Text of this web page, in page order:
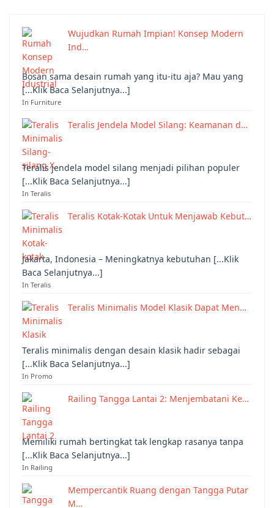
Wujudkan Rumah Impian! Konsep Modern
Ind…
Bosan sama desain rumah yang itu-itu aja? Mau yang
[...Klik Baca Selanjutnya...]
In Furniture
Teralis Jendela Model Silang: Keamanan d…
Teralis jendela model silang menjadi pilihan populer
[...Klik Baca Selanjutnya...]
In Teralis
Teralis Kotak-Kotak Untuk Menjawab Kebut…
Jakarta, Indonesia – Meningkatnya kebutuhan [...Klik
Baca Selanjutnya...]
In Teralis
Teralis Minimalis Model Klasik Dapat Men…
Teralis minimalis dengan desain klasik hadir sebagai
[...Klik Baca Selanjutnya...]
In Promo
Railing Tangga Lantai 2: Menjembatani Ke…
Memiliki rumah bertingkat tak lengkap rasanya tanpa
[...Klik Baca Selanjutnya...]
In Railing
Mempercantik Ruang dengan Tangga Putar
M…